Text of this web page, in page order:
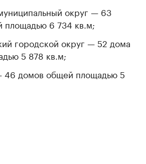
округ — 63
площадью 6 734 кв.м;
городской округ — 52 дома
5 878 кв.м;
46 домов общей площадью 5